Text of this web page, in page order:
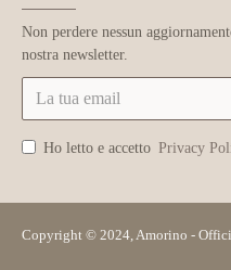
Non perdere nessun
nostra newsletter.
Ho letto e accetto Privacy
Copyright © 2024, Amorino -